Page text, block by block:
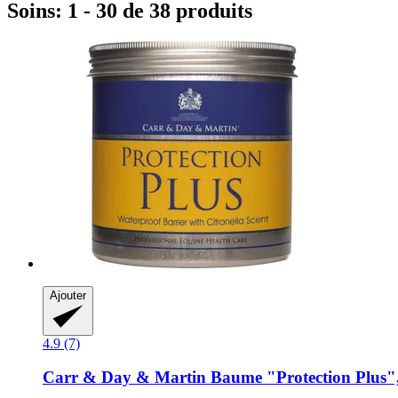
Soins: 1 - 30 de 38 produits
Ajouter
4.9 (7)
Carr & Day & Martin Baume "Protection